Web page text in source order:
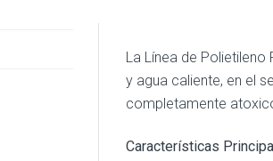
La Línea de
y agua caliente, en el
completamente
Características